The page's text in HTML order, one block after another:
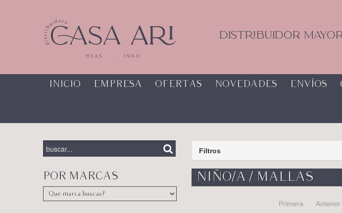
DISTRIBUIDOR
INICIO EMPRESA OFERTAS NOVEDADES ENVÍOS
POR MARCAS
Filtros
NIÑO/A / MALLAS
Primera Anterior